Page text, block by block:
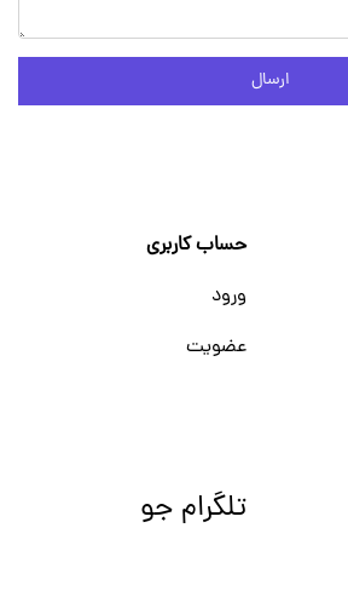
ارسال
حساب کاربری
ورود
عضویت
تلگرام جو